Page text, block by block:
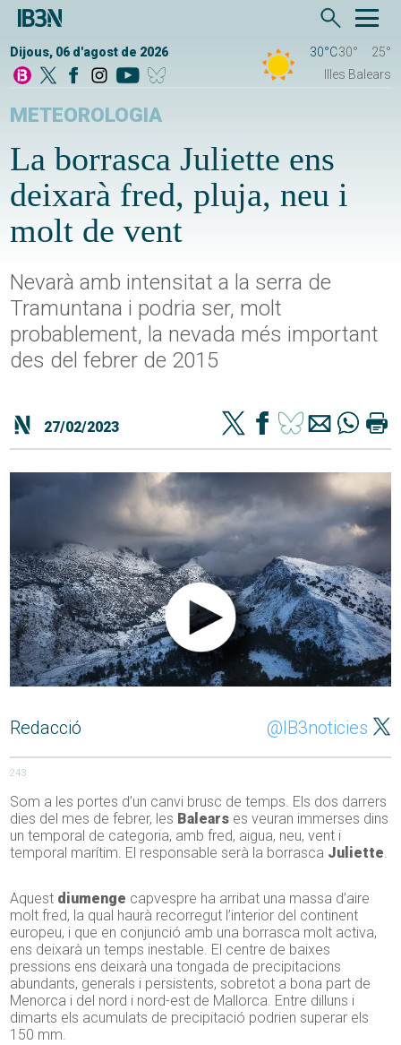
Dijous, 06 d'agost de 2026 30°C30°
25°
Illes Balears
METEOROLOGIA
La borrasca Juliette ens
deixarà fred, pluja, neu i
molt de vent
Nevarà amb intensitat a la serra de
Tramuntana i podria ser, molt
probablement, la nevada més important
des del febrer de 2015
27/02/2023
Redacció @IB3noticies
243
Som a les portes d’un canvi brusc de temps. Els dos darrers
dies del mes de febrer, les Balears es veuran immerses dins
un temporal de categoria, amb fred, aigua, neu, vent i
temporal marítim. El responsable serà la borrasca Juliette.
Aquest diumenge capvespre ha arribat una massa d’aire
molt fred, la qual haurà recorregut l’interior del continent
europeu, i que en conjunció amb una borrasca molt activa,
ens deixarà un temps inestable. El centre de baixes
pressions ens deixarà una tongada de precipitacions
abundants, generals i persistents, sobretot a bona part de
Menorca i del nord i nord-est de Mallorca. Entre dilluns i
dimarts els acumulats de precipitació podrien superar els
150 mm.